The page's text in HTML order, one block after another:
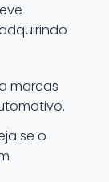
marcas
se o